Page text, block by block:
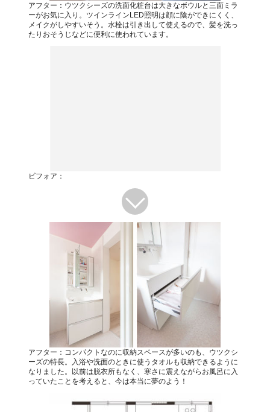
アフター：ウツクシーズの洗面化粧台は大きなボウルと三面ミラ
ーがお気に入り。ツインラインLED照明は顔に陰ができにくく、
メイクがしやすいそう。水栓は引き出して使えるので、髪を洗っ
たりおそうじなどに便利に使われています。
ビフォア：
アフター：コンパクトなのに収納スペースが多いのも、ウツクシ
ーズの特長。入浴や洗面のときに使うタオルも収納できるように
なりました。以前は脱衣所もなく、寒さに震えながらお風呂に入
っていたことを考えると、今は本当に夢のよう！